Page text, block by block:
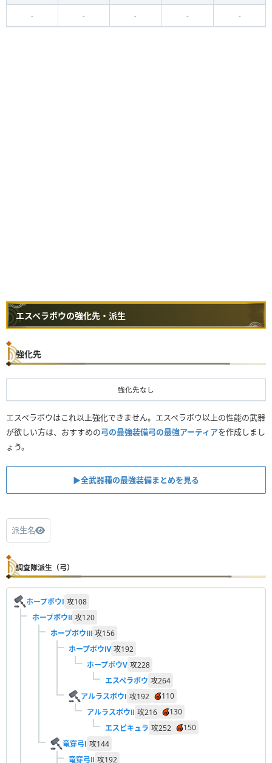
- - - - -
エスペラボウの強化先・派生
強化先
強化先なし
エスペラボウはこれ以上強化できません。エスペラボウ以上の性能の武器
が欲しい方は、おすすめの弓の最強装備弓の最強アーティアを作成しまし
ょう。
▶︎全武器種の最強装備まとめを見る
派生名
調査隊派生（弓）
ホープボウⅠ 攻108
ホープボウⅡ 攻120
ホープボウⅢ 攻156
ホープボウⅣ 攻192
ホープボウV 攻228
エスペラボウ 攻264
アルラスボウⅠ 攻192
110
アルラスボウⅡ 攻216
130
エスピキュラ 攻252
150
竜穿弓Ⅰ 攻144
竜穿弓Ⅱ 攻192